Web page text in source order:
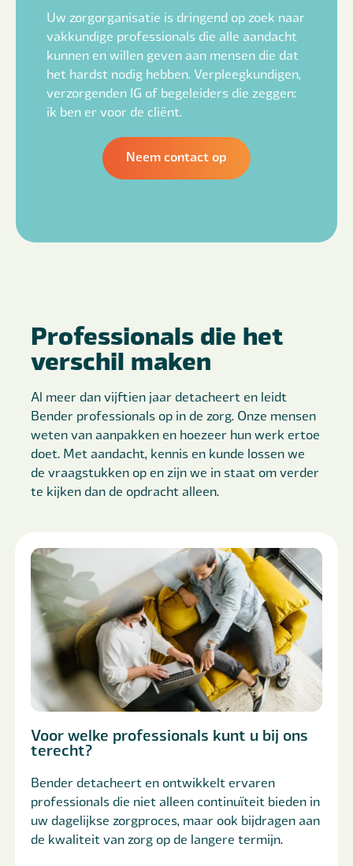
Uw zorgorganisatie is dringend op zoek naar
vakkundige professionals die alle aandacht
kunnen en willen geven aan mensen die dat
het hardst nodig hebben. Verpleegkundigen,
verzorgenden IG of begeleiders die zeggen:
ik ben er voor de cliënt.
Neem contact op
Professionals die het
verschil maken
Al meer dan vijftien jaar detacheert en leidt
Bender professionals op in de zorg. Onze mensen
weten van aanpakken en hoezeer hun werk ertoe
doet. Met aandacht, kennis en kunde lossen we
de vraagstukken op en zijn we in staat om verder
te kijken dan de opdracht alleen.
Voor welke professionals kunt u bij ons
terecht?
Bender detacheert en ontwikkelt ervaren
professionals die niet alleen continuïteit bieden in
uw dagelijkse zorgproces, maar ook bijdragen aan
de kwaliteit van zorg op de langere termijn.